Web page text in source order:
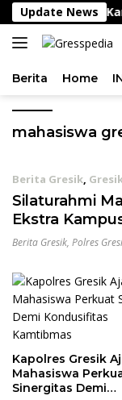
Langsung
ke
konten
Update News
Lahan
Berita Home
mahasiswa
Berita Gresik,
Silaturahmi
Ekstra
Sinergi Jaga
Berita Gresik, Polres
Kapolres Gresik
Mahasiswa
Sinergitas Demi